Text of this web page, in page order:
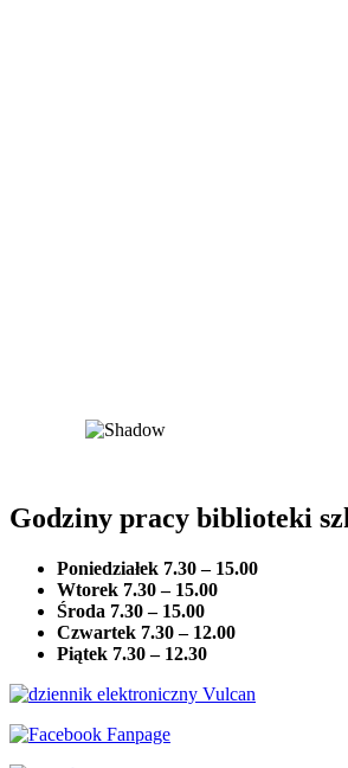
Godziny pracy biblioteki
Poniedziałek 7.30 – 15.00
Wtorek 7.30 – 15.00
Środa 7.30 – 15.00
Czwartek 7.30 – 12.00
Piątek 7.30 – 12.30